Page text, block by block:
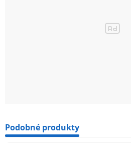
Podobné produkty